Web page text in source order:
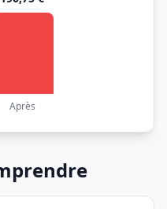
Après